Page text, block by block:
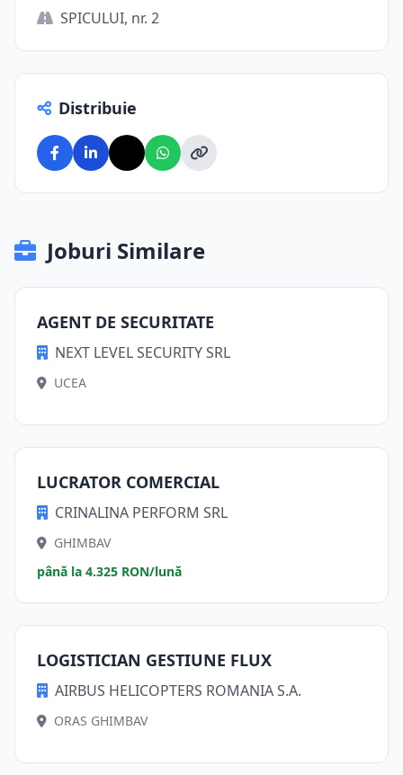
SPICULUI, nr. 2
Distribuie
Joburi Similare
AGENT DE SECURITATE
NEXT LEVEL SECURITY SRL
UCEA
LUCRATOR COMERCIAL
CRINALINA PERFORM SRL
GHIMBAV
până la 4.325 RON/lună
LOGISTICIAN GESTIUNE FLUX
AIRBUS HELICOPTERS ROMANIA S.A.
ORAS GHIMBAV